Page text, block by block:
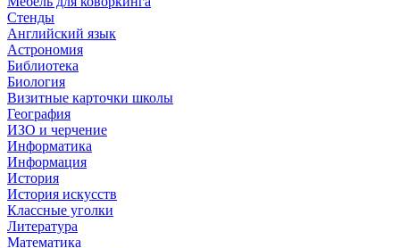
Стенды
Английский язык
Астрономия
Библиотека
Биология
Визитные карточки школы
География
ИЗО и черчение
Информатика
Информация
История
История искусств
Классные уголки
Литература
Математика